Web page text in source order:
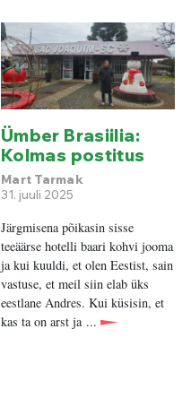
Ümber Brasiilia:
Kolmas postitus
Mart Tarmak
31. juuli 2025
Järgmisena põikasin sisse
teeäärse hotelli baari kohvi jooma
ja kui kuuldi, et olen Eestist, sain
vastuse, et meil siin elab üks
eestlane Andres. Kui küsisin, et
kas ta on arst ja ...